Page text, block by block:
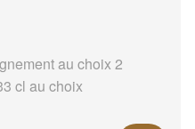
au choix 2
cl au choix